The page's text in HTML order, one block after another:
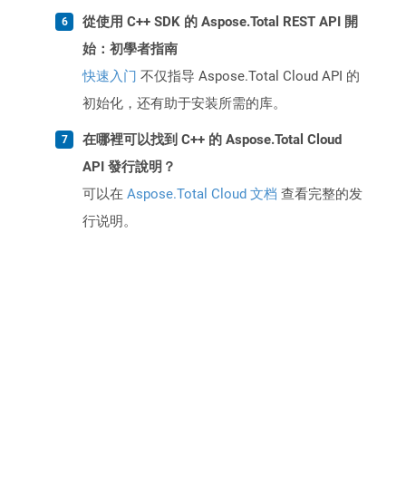
從使用 C++ SDK 的 Aspose.Total REST API 開
始：初學者指南
快速入门 不仅指导 Aspose.Total Cloud API 的
初始化，还有助于安装所需的库。
在哪裡可以找到 C++ 的 Aspose.Total Cloud
API 發行說明？
可以在 Aspose.Total Cloud 文档 查看完整的发
行说明。